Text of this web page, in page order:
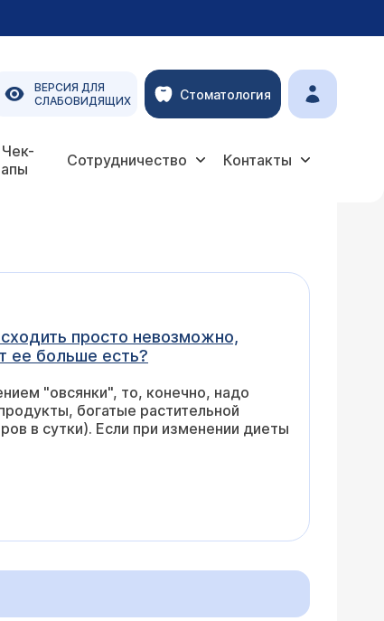
ВЕРСИЯ ДЛЯ
СЛАБОВИДЯЩИХ
Стоматология
Чек-
апы
Сотрудничество Контакты
просто невозможно,
ее больше есть?
"овсянки", то, конечно, надо
богатые растительной
в сутки). Если при изменении диеты